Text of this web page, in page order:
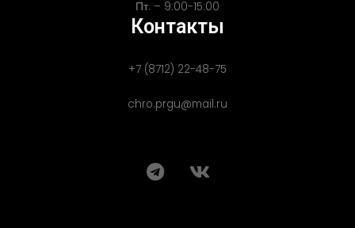
Пт. – 9:00-15:00
Контакты
+7 (8712) 22-48-75
chro.prgu@mail.ru